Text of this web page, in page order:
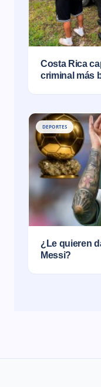
Costa Rica
criminal más
DEPORTES
¿Le quieren
Messi?